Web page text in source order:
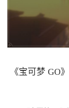
《宝可梦 GO